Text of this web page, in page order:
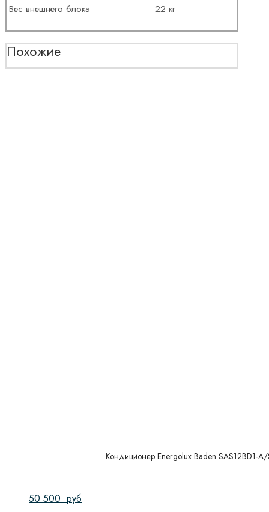
Вес внешнего блока
22 кг
Похожие
Кондиционер Energolux Baden SAS12BD1-A/
50 500 руб